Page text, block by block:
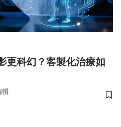
更科幻？客製化治療如
輯
儲